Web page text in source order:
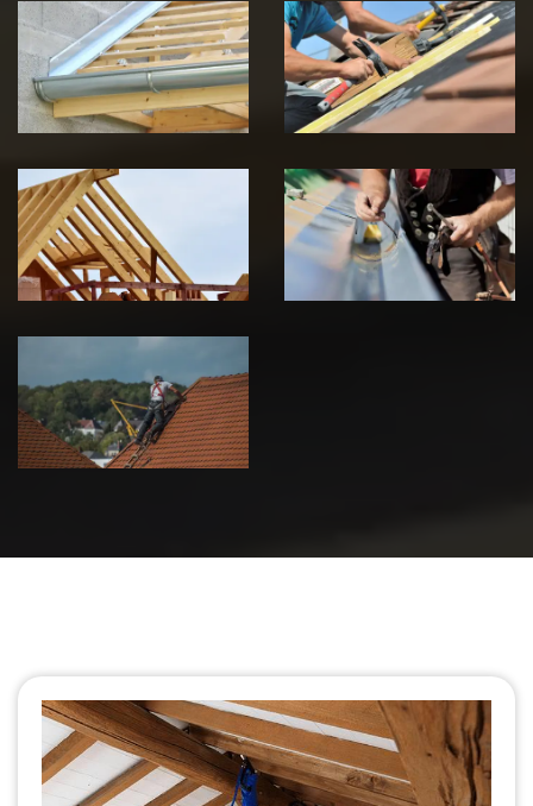
Pose de
Chéneau 39
Jura
Réparation de
toiture 39
Jura
Traitement de
charpente 39
Jura
Travaux de
zinguerie 39
Jura
Urgence fuite
de toiture 39
Jura